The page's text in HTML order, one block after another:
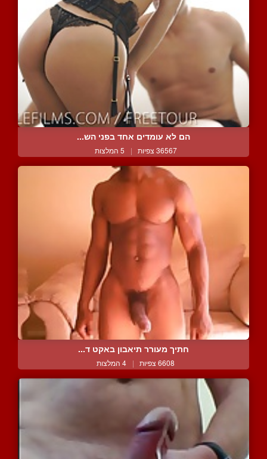
הם לא עומדים אחד בפני הש...
36567 צפיות | 5 המלצות
חתיך מעורר תיאבון באקט ד...
6608 צפיות | 4 המלצות